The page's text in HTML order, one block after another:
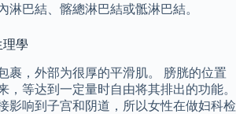
淋巴結、髂總淋巴結或骶淋巴結。
理學
裹，外部为很厚的平滑肌。 膀胱的位置
，等达到一定量时自由将其排出的功能。
影响到子宫和阴道，所以女性在做妇科检